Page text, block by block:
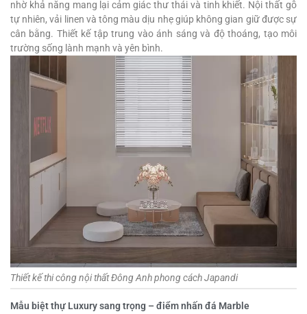
nhờ khả năng mang lại cảm giác thư thái và tinh khiết. Nội thất gỗ
tự nhiên, vải linen và tông màu dịu nhẹ giúp không gian giữ được sự
cân bằng. Thiết kế tập trung vào ánh sáng và độ thoáng, tạo môi
trường sống lành mạnh và yên bình.
Thiết kế thi công nội thất Đông Anh phong cách Japandi
Mẫu biệt thự Luxury sang trọng – điểm nhấn đá Marble